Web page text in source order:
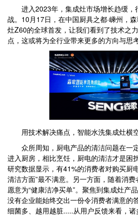
进入2023年，集成灶市场增长趋缓，
战。10月17日，在中国厨具之都·嵊州，
灶Z60的全球首发，让我们看到了技术之
点，这或将为全行业带来更多的方向与思考
用技术解决痛点，智能水洗集成灶横
众所周知，厨电产品的清洁问题在一
进入厨房，相比烹饪，厨电的清洁才是困
研究数据显示，有41%的消费者对购买厨
清洁方面”最不满意。另一方面，随着消
愿意为“健康洁净买单”。聚焦到集成灶产
没有企业能始终交出一份令消费者满意的
细菌多、越用越脏.....从用户反馈来看，诸